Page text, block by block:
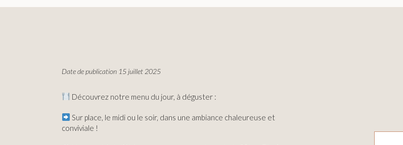
Date de publication 15 juillet 2025
Découvrez notre menu du jour, à déguster :
Sur place, le midi ou le soir, dans une ambiance chaleureuse et
conviviale !